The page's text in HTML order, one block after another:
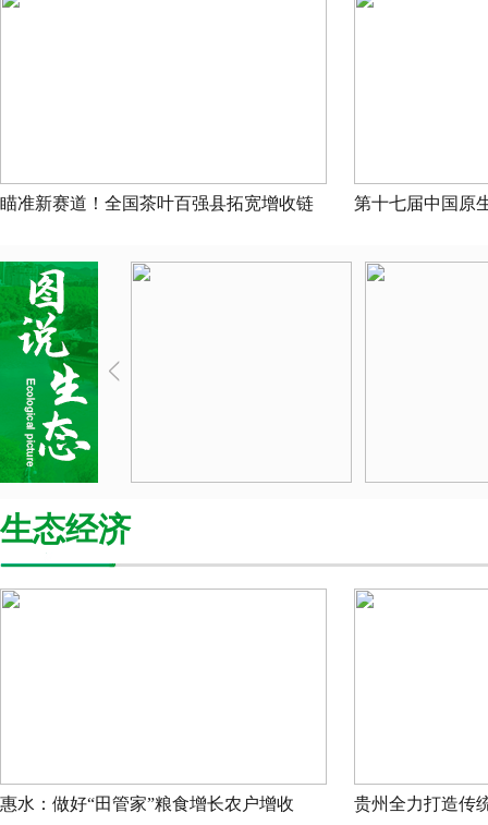
瞄准新赛道！全国茶叶百强县拓宽增收链 第十七届中国原
<
生态经济
惠水：做好“田管家”粮食增长农户增收 贵州全力打造传